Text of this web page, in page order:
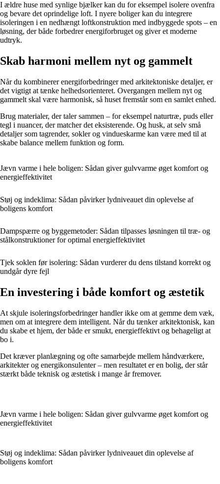
I ældre huse med synlige bjælker kan du for eksempel isolere ovenfra
og bevare det oprindelige loft. I nyere boliger kan du integrere
isoleringen i en nedhængt loftkonstruktion med indbyggede spots – en
løsning, der både forbedrer energiforbruget og giver et moderne
udtryk.
Skab harmoni mellem nyt og gammelt
Når du kombinerer energiforbedringer med arkitektoniske detaljer, er
det vigtigt at tænke helhedsorienteret. Overgangen mellem nyt og
gammelt skal være harmonisk, så huset fremstår som en samlet enhed.
Brug materialer, der taler sammen – for eksempel naturtræ, puds eller
tegl i nuancer, der matcher det eksisterende. Og husk, at selv små
detaljer som tagrender, sokler og vindueskarme kan være med til at
skabe balance mellem funktion og form.
Jævn varme i hele boligen: Sådan giver gulvvarme øget komfort og
energieffektivitet
Støj og indeklima: Sådan påvirker lydniveauet din oplevelse af
boligens komfort
Dampspærre og byggemetoder: Sådan tilpasses løsningen til træ- og
stålkonstruktioner for optimal energieffektivitet
Tjek soklen før isolering: Sådan vurderer du dens tilstand korrekt og
undgår dyre fejl
En investering i både komfort og æstetik
At skjule isoleringsforbedringer handler ikke om at gemme dem væk,
men om at integrere dem intelligent. Når du tænker arkitektonisk, kan
du skabe et hjem, der både er smukt, energieffektivt og behageligt at
bo i.
Det kræver planlægning og ofte samarbejde mellem håndværkere,
arkitekter og energikonsulenter – men resultatet er en bolig, der står
stærkt både teknisk og æstetisk i mange år fremover.
Jævn varme i hele boligen: Sådan giver gulvvarme øget komfort og
energieffektivitet
Støj og indeklima: Sådan påvirker lydniveauet din oplevelse af
boligens komfort